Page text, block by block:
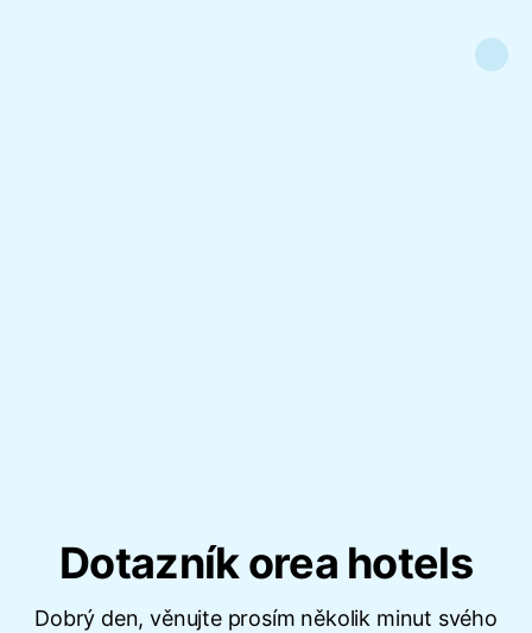
Dotazník orea hotels
Dobrý den, věnujte prosím několik minut svého